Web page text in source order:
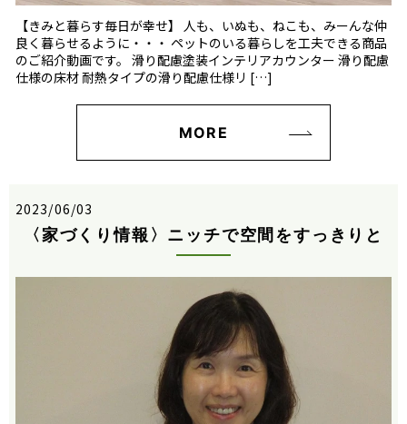
【きみと暮らす毎日が幸せ】 人も、いぬも、ねこも、みーんな仲
良く暮らせるように・・・ ペットのいる暮らしを工夫できる商品
のご紹介動画です。 滑り配慮塗装インテリアカウンター 滑り配慮
仕様の床材 耐熱タイプの滑り配慮仕様リ […]
MORE
2023/06/03
〈家づくり情報〉ニッチで空間をすっきりと